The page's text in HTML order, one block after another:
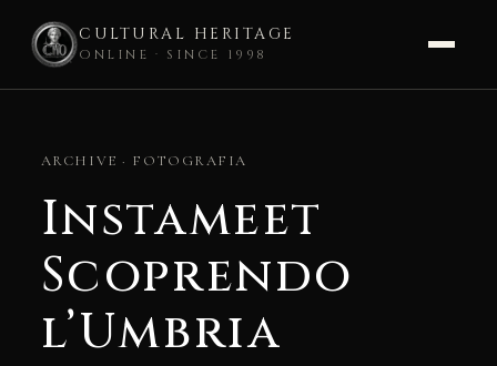
CULTURAL HERITAGE
ONLINE · SINCE 1998
contentARCHIVE · FOTOGRAFIA
Instameet
Scoprendo
l’Umbria